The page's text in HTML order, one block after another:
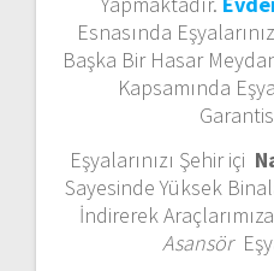
Esnasında
Başka Bir Hasar
Kapsamında
Eşyalarınızı Şehir içi
Sayesinde Yüksek
İndirerek
Asansör